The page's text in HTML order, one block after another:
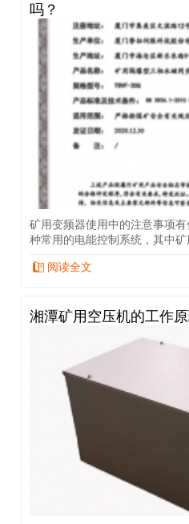
吗？
矿用变频器使用中的注意事项
种常用的电能控制系统，其中矿
阅读全文
湘潭矿用空压机的工作